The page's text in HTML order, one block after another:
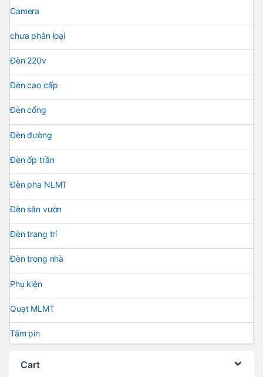
Camera
chưa phân loại
Đèn 220v
Đèn cao cấp
Đèn cổng
Đèn đường
Đèn ốp trần
Đèn pha NLMT
Đèn sân vườn
Đèn trang trí
Đèn trong nhà
Phụ kiện
Quạt MLMT
Tấm pin
Cart